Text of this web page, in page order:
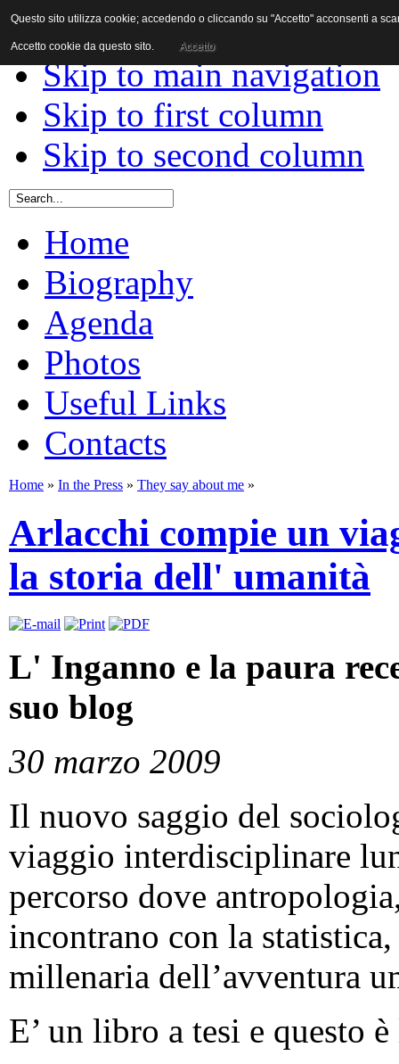
Skip to content
Skip to main navigation
Skip to first column
Skip to second column
Home
Biography
Agenda
Photos
Useful Links
Contacts
Home » In the Press » They say about me »
Arlacchi compie un
la storia dell' umanità
L' Inganno e la paura
suo blog
30 marzo 2009
Il nuovo saggio del
viaggio interdisciplinare
percorso dove
incontrano con la
millenaria dell’avventura
E’ un libro a tesi e questo
Questo sito utilizza cookie; accedendo o cliccando su "Accetto" acconsenti a
Accetto cookie da questo sito. Accetto